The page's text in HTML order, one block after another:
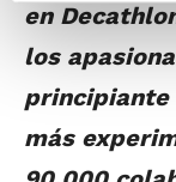
en
los
principiante
más